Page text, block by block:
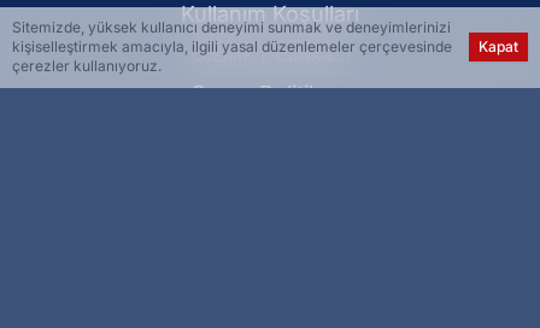
Kullanım Koşulları
Gizlilik Politikası
Çerez Politikası
Sitemizde, yüksek kullanıcı deneyimi sunmak ve deneyimlerinizi
kişiselleştirmek amacıyla, ilgili yasal düzenlemeler çerçevesinde
çerezler kullanıyoruz.
Kapat